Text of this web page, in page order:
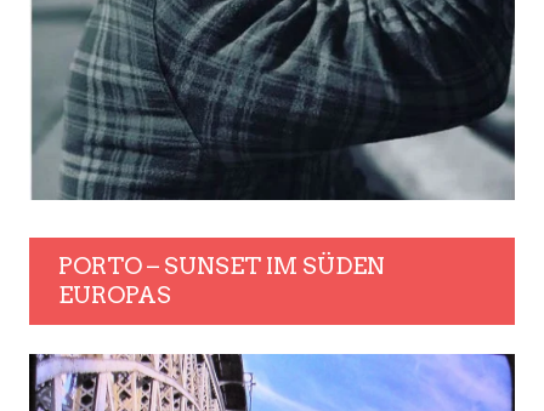
PORTO – SUNSET IM SÜDEN
EUROPAS